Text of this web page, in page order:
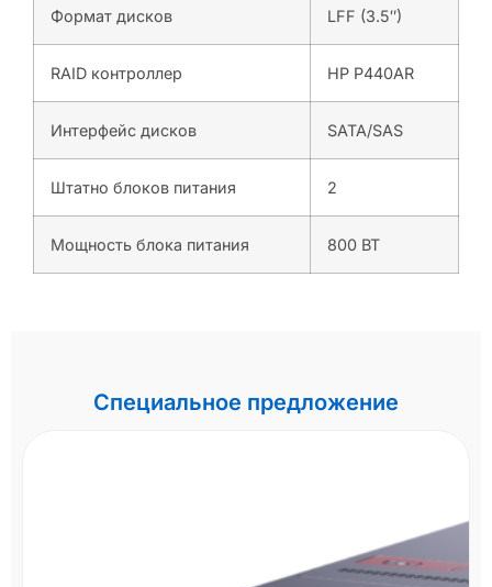
Формат дисков LFF (3.5″)
RAID контроллер HP P440AR
Интерфейс дисков SATA/SAS
Штатно блоков питания 2
Мощность блока питания 800 ВТ
Специальное предложение